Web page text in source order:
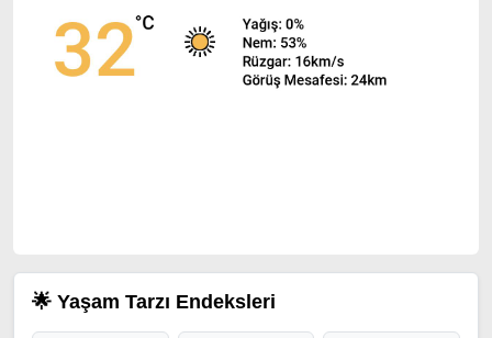
🌟 Yaşam Tarzı Endeksleri